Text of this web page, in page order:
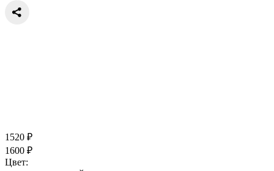
1520 ₽
1600 ₽
Цвет: